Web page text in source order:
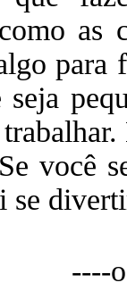
as
para
você
se
----